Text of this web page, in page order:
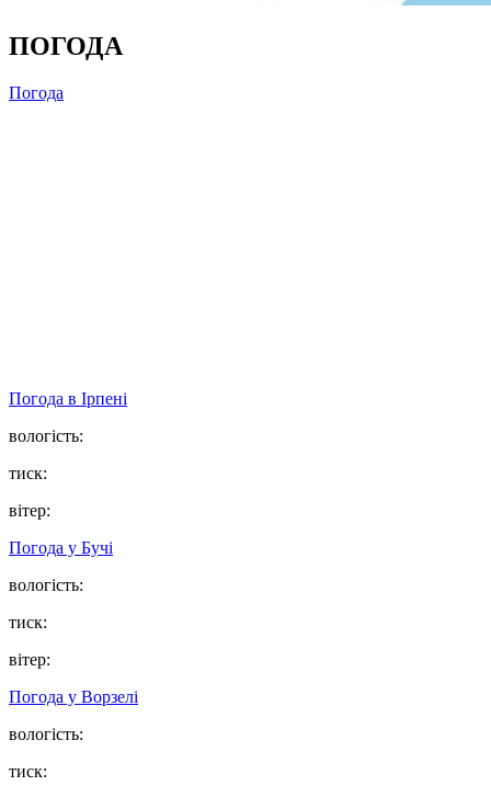
ПОГОДА
Погода
Погода в Ірпені
вологість:
тиск:
вітер:
Погода у Бучі
вологість:
тиск:
вітер:
Погода у Ворзелі
вологість:
тиск: